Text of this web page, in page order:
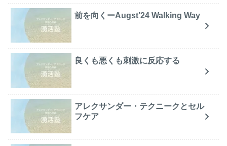
前を向くーAugst’24 Walking Way
良くも悪くも刺激に反応する
アレクサンダー・テクニークとセル
フケア